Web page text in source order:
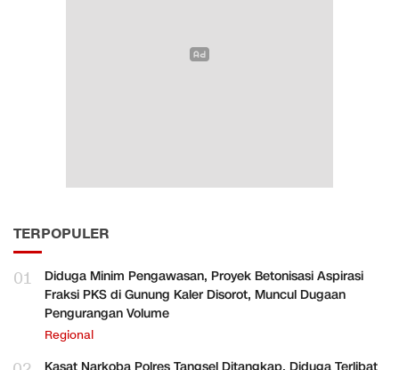
TERPOPULER
01
Diduga Minim Pengawasan, Proyek Betonisasi Aspirasi
Fraksi PKS di Gunung Kaler Disorot, Muncul Dugaan
Pengurangan Volume
Regional